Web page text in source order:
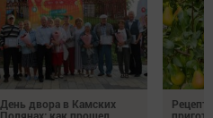
День двора в Камских